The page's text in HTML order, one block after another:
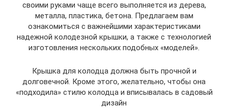
своими руками чаще всего выполняется из дерева,
металла, пластика, бетона. Предлагаем вам
ознакомиться с важнейшими характеристиками
надежной колодезной крышки, а также с технологией
изготовления нескольких подобных «моделей».
Крышка для колодца должна быть прочной и
долговечной. Кроме этого, желательно, чтобы она
«подходила» стилю колодца и вписывалась в садовый
дизайн